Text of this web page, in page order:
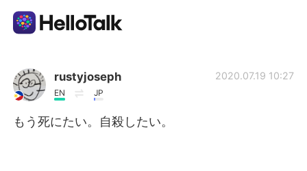
Ứng dụng trao đổi ngôn ngữ
AI Grammar Checker
rustyjoseph
EN JP
2020.07.19 10:27
もう死にたい。自殺したい。